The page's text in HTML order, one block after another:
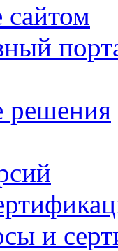
сайтом
решения
и